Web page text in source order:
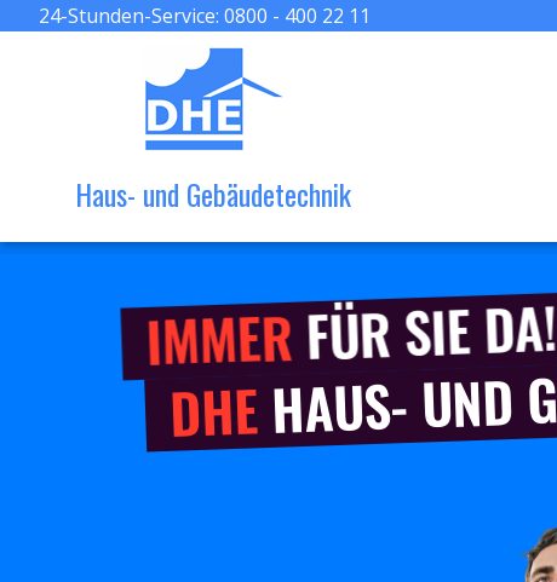
24-Stunden-Service: 0800 - 400 22 11
Haus- und Gebäudetechnik
IMMERFÜR SIE DA!
DHEHAUS- UND